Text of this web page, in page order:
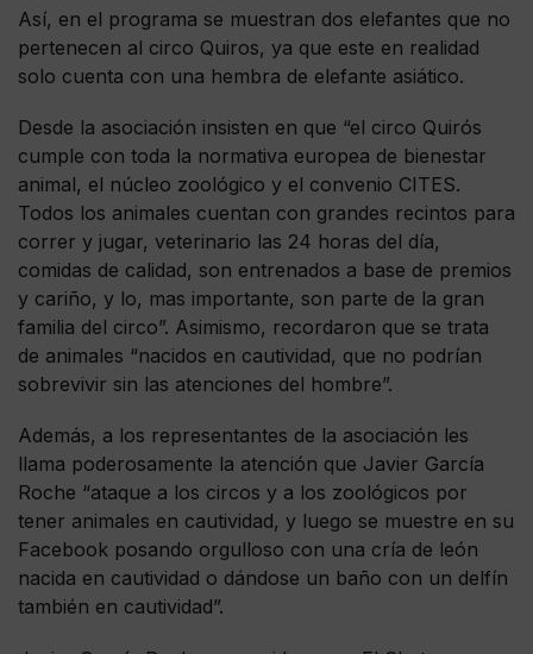
Así, en el programa se muestran dos elefantes que no
pertenecen al circo Quiros, ya que este en realidad
solo cuenta con una hembra de elefante asiático.
Desde la asociación insisten en que “el circo Quirós
cumple con toda la normativa europea de bienestar
animal, el núcleo zoológico y el convenio CITES.
Todos los animales cuentan con grandes recintos para
correr y jugar, veterinario las 24 horas del día,
comidas de calidad, son entrenados a base de premios
y cariño, y lo, mas importante, son parte de la gran
familia del circo”. Asimismo, recordaron que se trata
de animales “nacidos en cautividad, que no podrían
sobrevivir sin las atenciones del hombre”.
Además, a los representantes de la asociación les
llama poderosamente la atención que Javier García
Roche “ataque a los circos y a los zoológicos por
tener animales en cautividad, y luego se muestre en su
Facebook posando orgulloso con una cría de león
nacida en cautividad o dándose un baño con un delfín
también en cautividad”.